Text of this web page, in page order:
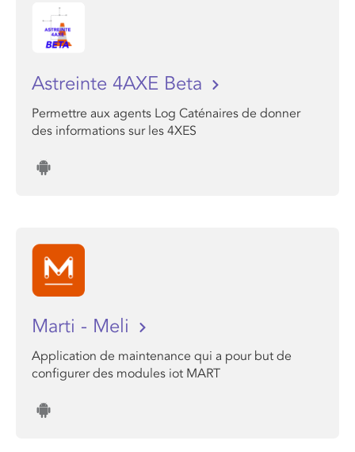
Astreinte 4AXE Beta
Permettre aux agents Log Caténaires de donner
des informations sur les 4XES
Marti - Meli
Application de maintenance qui a pour but de
configurer des modules iot MART